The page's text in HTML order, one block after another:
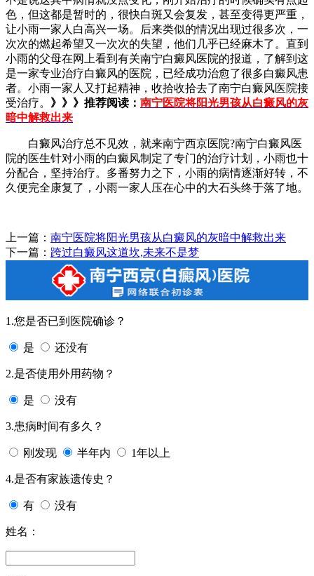
色，但这都是暂时的，很快白斑又会复发，甚至变得更严重，
让小雨一家人白高兴一场。后来类似的情况出现过很多次，一
次次的燃起希望又一次次的失望，他们几乎已经麻木了。直到
小雨的父母在网上看到有关南宁白癜风医院的报道，了解到这
是一家专业治疗白癜风的医院，已经成功治愈了很多白癜风患
者。小雨一家人又打起精神，收拾收拾去了南宁白癜风医院接
受治疗。 》》》推荐阅读： 南宁医院将阳光男孩从白癜风的灰
暗中解救出来
白癜风治疗总不见效，就来南宁西京医院?南宁白癜风医
院的医生针对小雨的白癜风制定了专门的治疗计划，小雨也十
分配合，坚持治疗。多番努力之下，小雨的病情逐渐好转，不
久便完全康复了，小雨一家人压在心中的大石头终于落了地。
上一篇： 南宁医院将阳光男孩从白癜风的灰暗中解救出来
下一篇： 跨过白癜风这道坎,未来不是梦
1.您是否已到医院确诊？
是 还没有
2.是否使用外用药物？
是 没有
3.患病时间有多久？
刚发现 半年内 1年以上
4.是否有家族遗传史？
有 没有
姓名：